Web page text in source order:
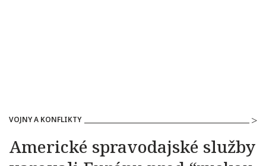
VOJNY A KONFLIKTY
Americké spravodajské služby